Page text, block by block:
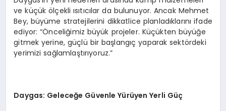
ve küçük ölçekli ısıtıcılar da bulunuyor. Ancak Mehmet
Bey, büyüme stratejilerini dikkatlice planladıklarını ifade
ediyor: “Önceliğimiz büyük projeler. Küçükten büyüğe
gitmek yerine, güçlü bir başlangıç yaparak sektördeki
yerimizi sağlamlaştırıyoruz.”
Daygas: Geleceğe Güvenle Yürüyen Yerli Güç